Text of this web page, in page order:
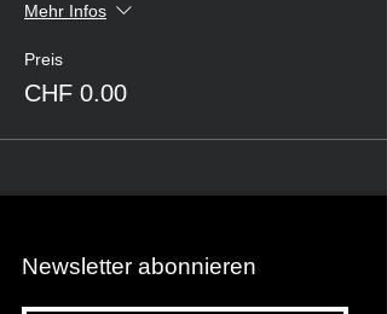
Mehr Infos
Preis
CHF 0.00
Newsletter abonnieren